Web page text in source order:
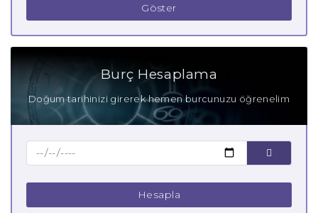
Göster
Burç Hesaplama
Doğum tarihinizi girerek hemen burcunuzu öğrenelim
Hesapla